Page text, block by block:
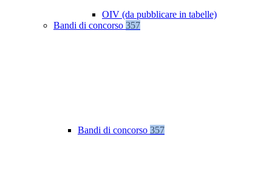
OIV (da pubblicare in tabelle)
Bandi di concorso 357
Bandi di concorso 357